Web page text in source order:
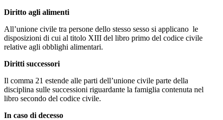
Diritto agli alimenti
All’unione civile tra persone dello stesso sesso si applicano le
disposizioni di cui al titolo XIII del libro primo del codice civile
relative agli obblighi alimentari.
Diritti successori
Il comma 21 estende alle parti dell’unione civile parte della
disciplina sulle successioni riguardante la famiglia contenuta nel
libro secondo del codice civile.
In caso di decesso